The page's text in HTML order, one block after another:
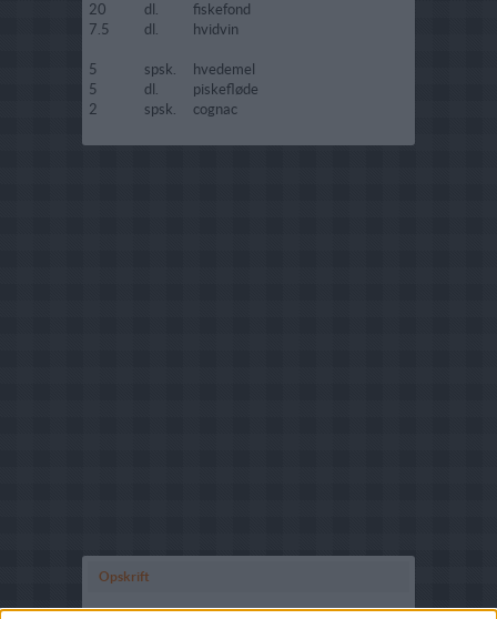
20 dl.
fiskefond
7.5
dl. hvidvin
5 spsk.
hvedemel
5
dl.
piskefløde
2
spsk. cognac
Opskrift
Skallerne ristes godt af, grønsager, tomatpure,